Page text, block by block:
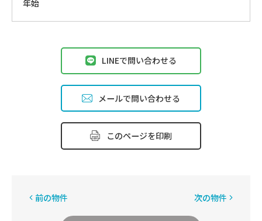
年始
LINEで問い合わせる
メールで問い合わせる
このページを印刷
前の物件 次の物件